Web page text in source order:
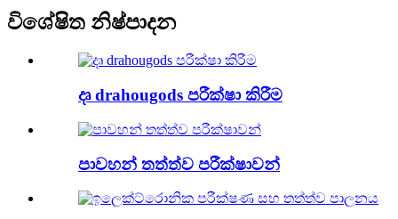
විශේෂිත නිෂ්පාදන
දෘ drahougods පරීක්ෂා කිරීම
පාවහන් තත්ත්ව පරීක්ෂාවන්